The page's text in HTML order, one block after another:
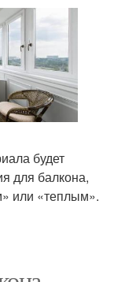
будет
для балкона,
или «теплым».